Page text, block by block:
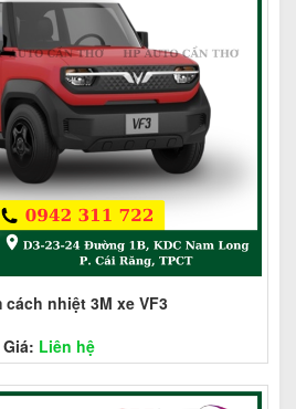
cách nhiệt 3M xe VF3
Giá: Liên hệ